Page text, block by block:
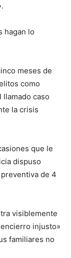
hagan lo
meses de
como
caso
la crisis
que le
dispuso
de 4
visiblemente
injusto»
familiares no